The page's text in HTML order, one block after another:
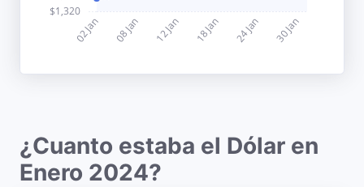
¿Cuanto estaba el Dólar en
Enero 2024?